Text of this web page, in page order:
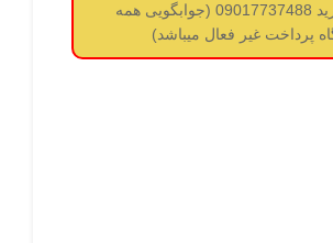
واتساپ بگیرید 09017737488 (جوابگویی همه
پرداخت غیر فعال میباشد)